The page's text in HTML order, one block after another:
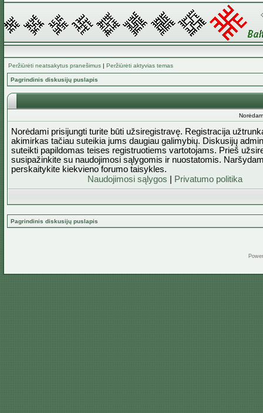
Peržiūrėti neatsakytus pranešimus | Peržiūrėti aktyvias temas
Pagrindinis diskusijų puslapis
Norėdami prisijungti turite būti užsiregistravę. Registracija
akimirkas tačiau suteikia jums daugiau galimybių. Diskusijų
suteikti papildomas teises registruotiems vartotojams. Prieš
susipažinkite su naudojimosi sąlygomis ir nuostatomis.
perskaitykite kiekvieno forumo taisykles.
Naudojimosi sąlygos
Privatumo politika
Pagrindinis diskusijų puslapis